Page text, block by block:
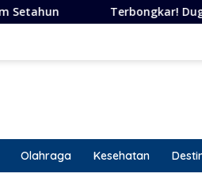
Dugaan Penipuan
Olahraga Kesehatan